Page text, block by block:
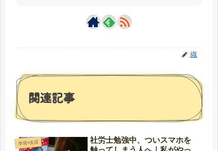
織
関連記事
学習×生活
社労士勉強中、ついスマホを